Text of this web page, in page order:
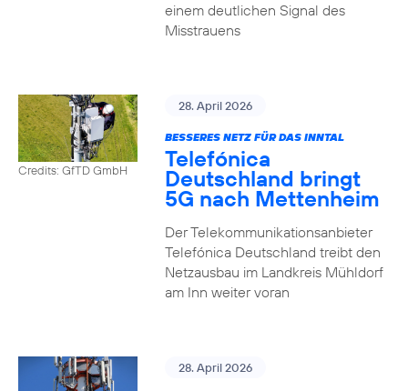
einem deutlichen Signal des
Misstrauens
Credits: GfTD GmbH
28. April 2026
BESSERES NETZ FÜR DAS INNTAL
Telefónica
Deutschland bringt
5G nach Mettenheim
Der Telekommunikationsanbieter
Telefónica Deutschland treibt den
Netzausbau im Landkreis Mühldorf
am Inn weiter voran
28. April 2026